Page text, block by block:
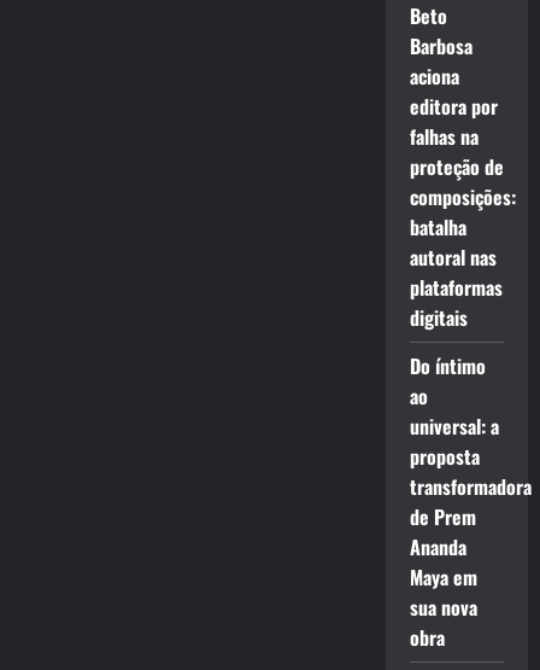
Beto
Barbosa
aciona
editora por
falhas na
proteção de
composições:
batalha
autoral nas
plataformas
digitais
Do íntimo
ao
universal: a
proposta
transformadora
de Prem
Ananda
Maya em
sua nova
obra